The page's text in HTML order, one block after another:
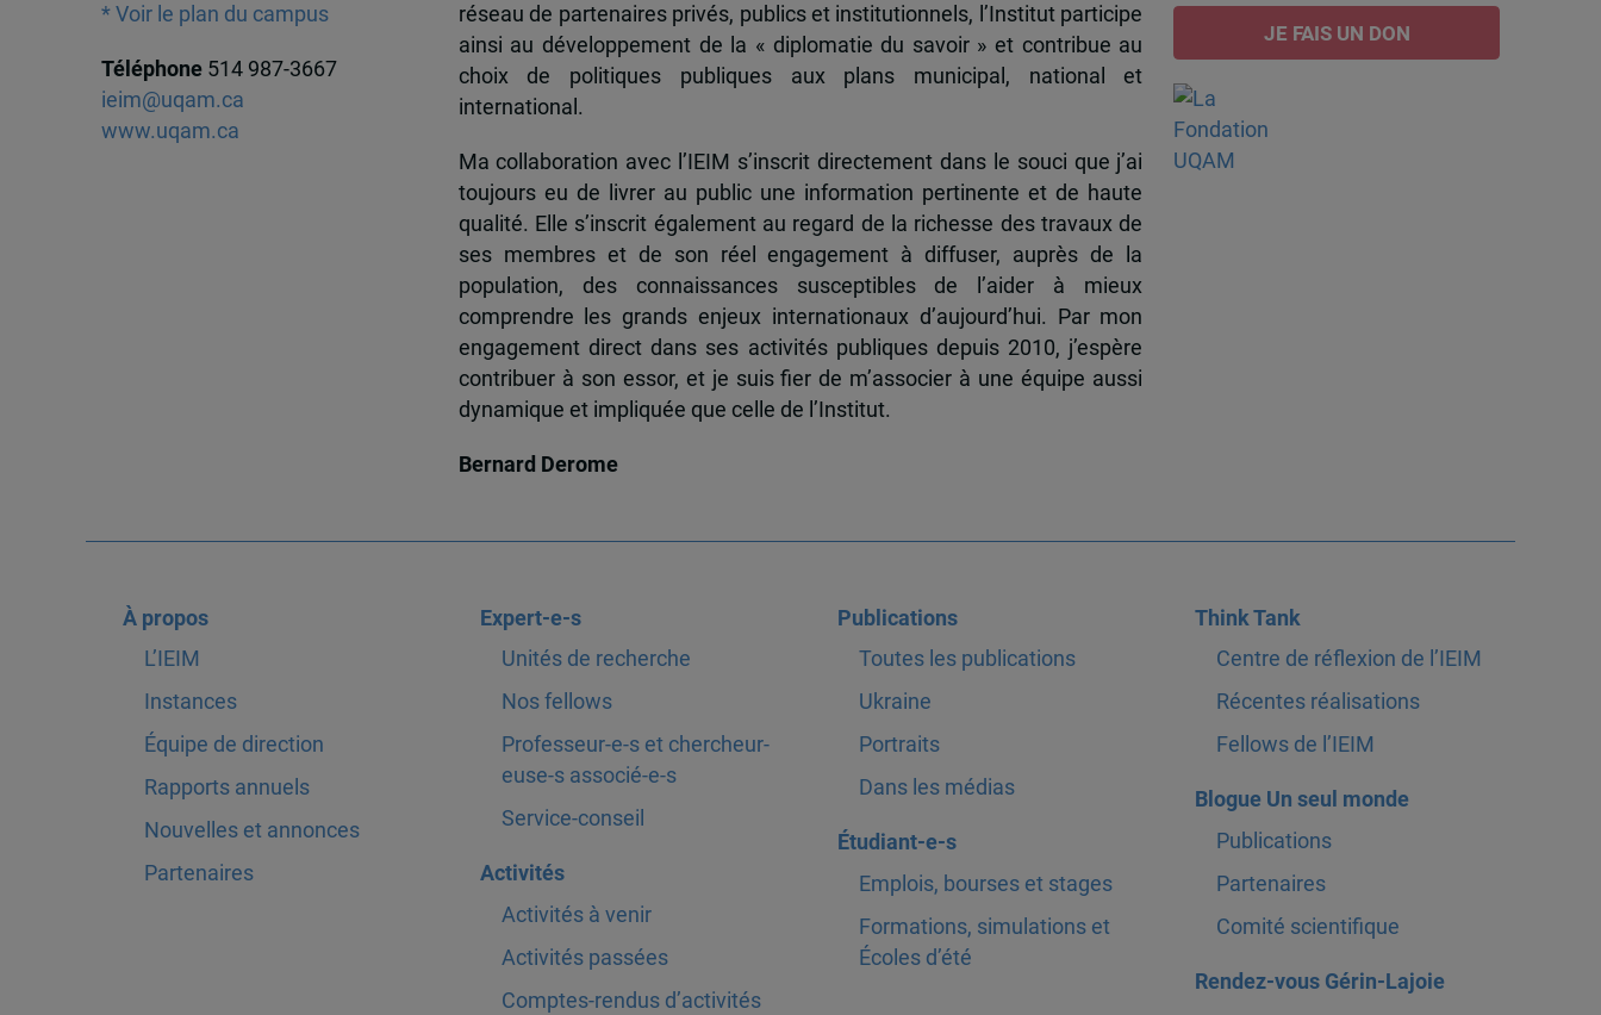
* Voir le plan du campus
Téléphone 514 987-3667
ieim@uqam.ca
www.uqam.ca
réseau de partenaires privés, publics et institutionnels, l’Institut participe
ainsi au développement de la « diplomatie du savoir » et contribue au
choix de politiques publiques aux plans municipal, national et
international.
Ma collaboration avec l’IEIM s’inscrit directement dans le souci que j’ai
toujours eu de livrer au public une information pertinente et de haute
qualité. Elle s’inscrit également au regard de la richesse des travaux de
ses membres et de son réel engagement à diffuser, auprès de la
population, des connaissances susceptibles de l’aider à mieux
comprendre les grands enjeux internationaux d’aujourd’hui. Par mon
engagement direct dans ses activités publiques depuis 2010, j’espère
contribuer à son essor, et je suis fier de m’associer à une équipe aussi
dynamique et impliquée que celle de l’Institut.
Bernard Derome
JE FAIS UN DON
À propos
L’IEIM
Instances
Équipe de direction
Rapports annuels
Nouvelles et annonces
Partenaires
Expert-e-s
Unités de recherche
Nos fellows
Professeur-e-s et chercheur-
euse-s associé-e-s
Service-conseil
Activités
Activités à venir
Activités passées
Comptes-rendus d’activités
Publications
Toutes les publications
Ukraine
Portraits
Dans les médias
Étudiant-e-s
Emplois, bourses et stages
Formations, simulations et
Écoles d’été
Think Tank
Centre de réflexion de l’IEIM
Récentes réalisations
Fellows de l’IEIM
Blogue Un seul monde
Publications
Partenaires
Comité scientifique
Rendez-vous Gérin-Lajoie